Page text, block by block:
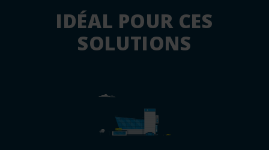
IDÉAL POUR CES
SOLUTIONS